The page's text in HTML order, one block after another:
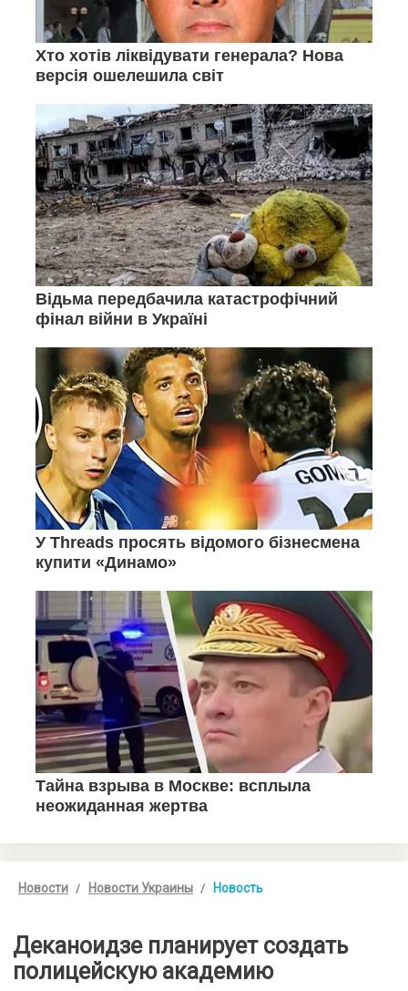
Новости Новости Украины Новость
Деканоидзе планирует создать
полицейскую академию